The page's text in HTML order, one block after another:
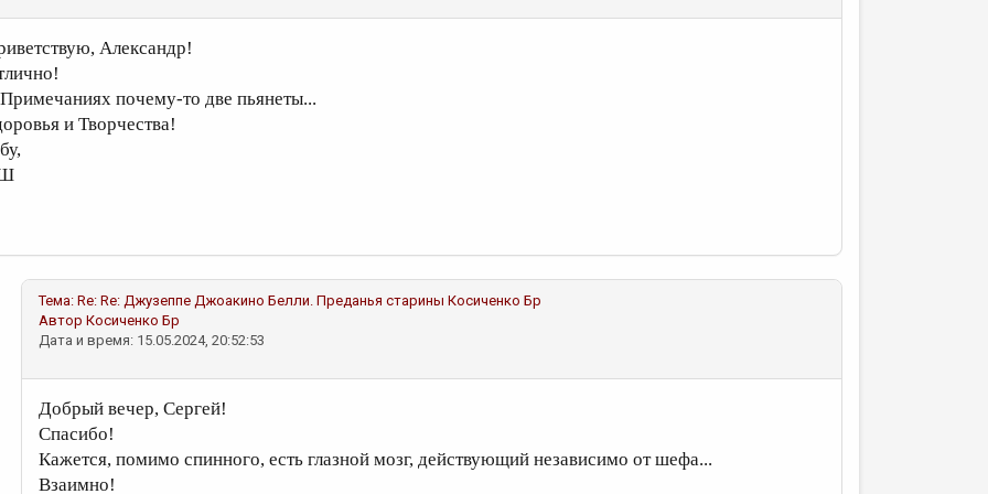
Александр!
почему-то две пьянеты...
и Творчества!
Тема: Re: Re: Джузеппе Джоакино Белли. Преданья старины Косиченко Бр
Автор Косиченко Бр
Дата и время: 15.05.2024, 20:52:53
Добрый вечер, Сергей!
Спасибо!
Кажется, помимо спинного, есть глазной мозг, действующий независимо от шефа...
Взаимно!